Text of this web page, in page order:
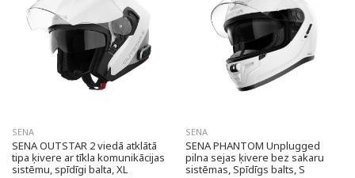
SENA
SENA OUTSTAR 2 viedā atklātā
tipa ķivere ar tīkla komunikācijas
sistēmu, spīdīgi balta, XL
SENA
SENA PHANTOM Unplugged
pilna sejas ķivere bez sakaru
sistēmas, Spīdīgs balts, S